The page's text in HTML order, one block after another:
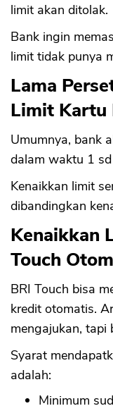
limit akan ditolak.
Bank ingin
limit tidak punya
Lama
Limit Kartu
Umumnya, bank
dalam waktu 1
Kenaikkan limit
dibandingkan
Kenaikkan
Touch
BRI Touch bisa
kredit otomatis.
mengajukan, tapi
Syarat
adalah:
Minimum